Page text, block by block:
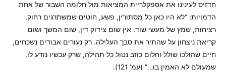
חדזיס לעינינו את אספקלריית המציאות מול חלומה השבור של אחת
הדמויות: “לא היו כאן כל מסתורין, פשע, חוטים שמשתרגים רחוק,
רציחות, שמץ של מעשי שוד. אין שום צידוק דין, שום המשך ושום
קריאת ניצחון על שהתיר את סבך העלילה. רק נעורים אבודים נשכחים,
חיים שהולכו שולל וחלום כוזב נטול כל תהילה, שרק עכשיו נודע לו,
שמעולם לא האמין בו…” (עמ’ 121).